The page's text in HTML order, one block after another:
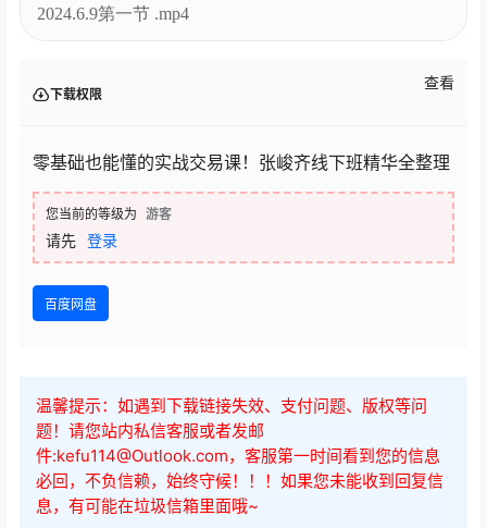
2024.6.9第一节 .mp4
下载权限
查看
零基础也能懂的实战交易课！张峻齐线下班精华全整理
您当前的等级为 游客
请先 登录
百度网盘
温馨提示：如遇到下载链接失效、支付问题、版权等问
题！请您站内私信客服或者发邮
件:kefu114@Outlook.com，客服第一时间看到您的信息
必回，不负信赖，始终守候！！！如果您未能收到回复信
息，有可能在垃圾信箱里面哦~